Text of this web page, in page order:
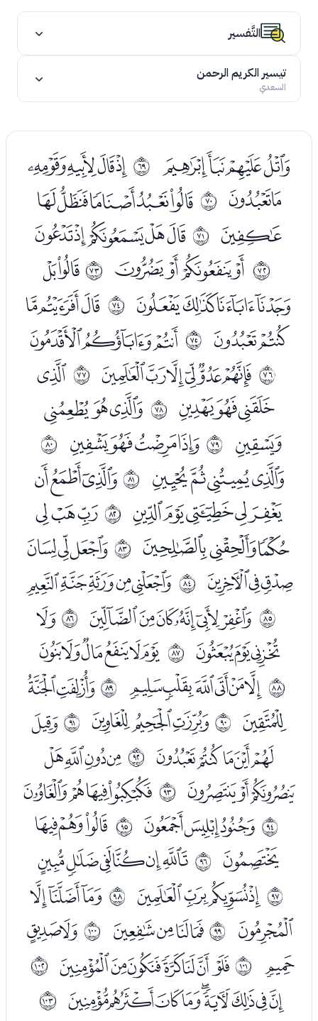
التَّفسير
تيسير الكريم الرحمن
السعدي
ﮏﮐﮑﮒ ﱄﮔﮕﮖﮗ
ﮘﮙ ﱅ ﮛﮜﮝﮞﮟ
ﮠ ﱆﮢﮣﮤﮥﮦ
ﱇ ﮨﮩﮪﮫ ﱈﮭﮮ
ﮯﮰﮱﯓ ﱉ ﯕﯖﯗ
ﯘﯙ ﱊ ﯛﯜﯝ
ﱋ ﯟﯠﯡﯢﯣﯤ ﱌﯦ
ﯧﯨﯩ ﱍ ﯫﯬﯭ
ﯮ ﱎﯰﯱﯲﯳ ﱏ
ﯵﯶﯷﯸ ﱐﯺﯻﯼ
ﯽﯾﯿﰀﰁ ﱑﰃﰄﰅ
ﰆﰇﰈ ﱒﭑﭒﭓ
ﭔﭕﭖ ﱓ ﭘﭙﭚﭛﭜ
ﱔ ﭞﭟﭠﭡﭢﭣ ﱕﭥ
ﭦﭧﭨ ﱖ ﭪﭫﭬﭭﭮﭯ
ﱗﭱﭲﭳﭴﭵﭶ ﱘﭸﭹ
ﭺ ﱙﭼﭽﭾ ﱚﮀ
ﮁﮂﮃﮄﮅ ﱛﮇﮈﮉﮊ
ﮋﮌﮍ ﱜ ﮏﮐﮑﮒ
ﱝﮔﮕﮖ ﱞ ﮘﮙﮚ
ﮛ ﱟﮝﮞﮟﮠﮡﮢ
ﱠﮤﮥﮦﮧ ﱡﮩﮪﮫ
ﮬ ﱢﮮﮯﮰﮱ ﱣﯔﯕ
ﯖ ﱤﯘﯙﯚﯛﯜﯝﯞ ﱥ
ﯠﯡﯢﯣﯤﯥﯦﯧﯨ ﱦ